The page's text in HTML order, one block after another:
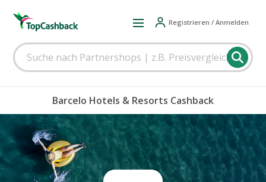
Registrieren / Anmelden
Barcelo Hotels & Resorts Cashback